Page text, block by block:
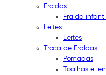
Fraldas
Fralda infantil
Leites
Leites
Troca de Fraldas
Pomadas
Toalhas e